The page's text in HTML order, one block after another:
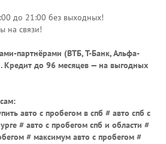
до 21:00 без выходных!
на связи!
партнёрами (ВТБ, Т-Банк, Альфа-
. Кредит до 96 месяцев — на выгодных
авто с пробегом в спб # авто спб с
# авто с пробегом спб и области #
# максимум авто с пробегом #